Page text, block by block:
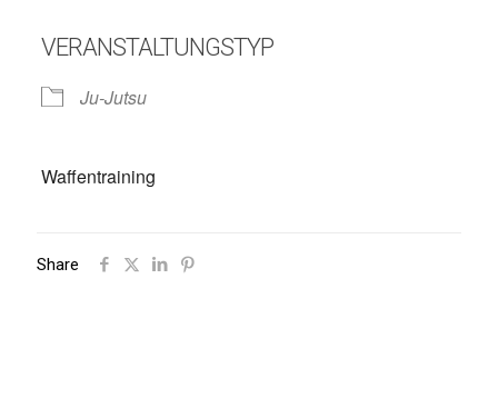
VERANSTALTUNGSTYP
Ju-Jutsu
Waffentraining
Share